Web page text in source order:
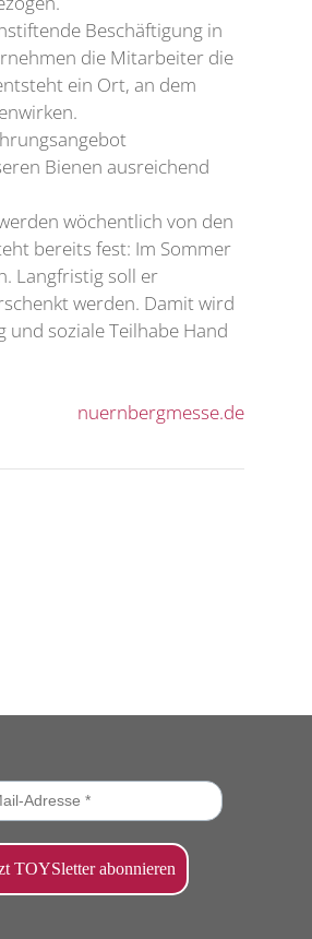
Beschäftigung in
die Mitarbeiter die
ein Ort, an dem
Bienen ausreichend
wöchentlich von den
bereits fest: Im Sommer
Langfristig soll er
werden. Damit wird
soziale Teilhabe Hand
nuernbergmesse.de